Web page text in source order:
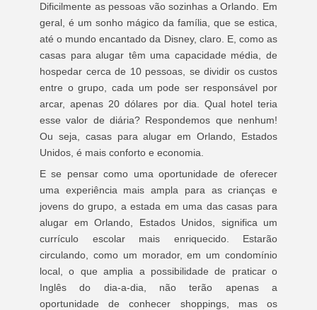
Dificilmente as pessoas vão sozinhas a Orlando. Em
geral, é um sonho mágico da família, que se estica,
até o mundo encantado da Disney, claro. E, como as
casas para alugar têm uma capacidade média, de
hospedar cerca de 10 pessoas, se dividir os custos
entre o grupo, cada um pode ser responsável por
arcar, apenas 20 dólares por dia. Qual hotel teria
esse valor de diária? Respondemos que nenhum!
Ou seja, casas para alugar em Orlando, Estados
Unidos, é mais conforto e economia.
E se pensar como uma oportunidade de oferecer
uma experiência mais ampla para as crianças e
jovens do grupo, a estada em uma das casas para
alugar em Orlando, Estados Unidos, significa um
currículo escolar mais enriquecido. Estarão
circulando, como um morador, em um condomínio
local, o que amplia a possibilidade de praticar o
Inglês do dia-a-dia, não terão apenas a
oportunidade de conhecer shoppings, mas os